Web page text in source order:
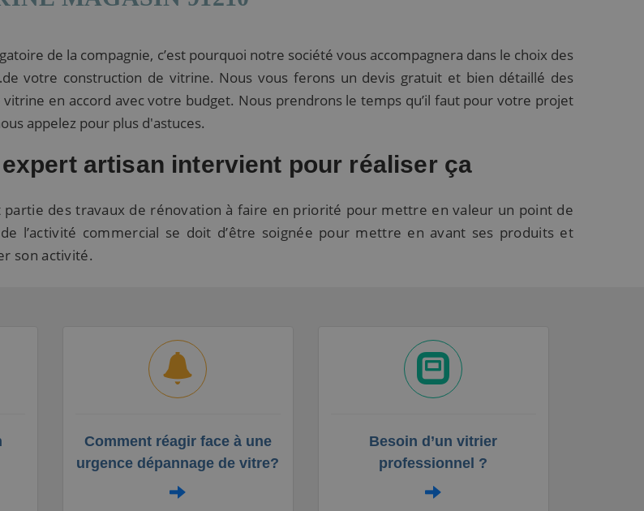
de la compagnie, c’est pourquoi notre société vous accompagnera dans le choix des
votre construction de vitrine. Nous vous ferons un devis gratuit et bien détaillé des
en accord avec votre budget. Nous prendrons le temps qu’il faut pour votre projet
appelez pour plus d'astuces.
artisan intervient pour réaliser ça
des travaux de rénovation à faire en priorité pour mettre en valeur un point de
l’activité commercial se doit d’être soignée pour mettre en avant ses produits et
son activité.
Comment réagir face à une
urgence dépannage de vitre?
Besoin d’un vitrier
professionnel ?